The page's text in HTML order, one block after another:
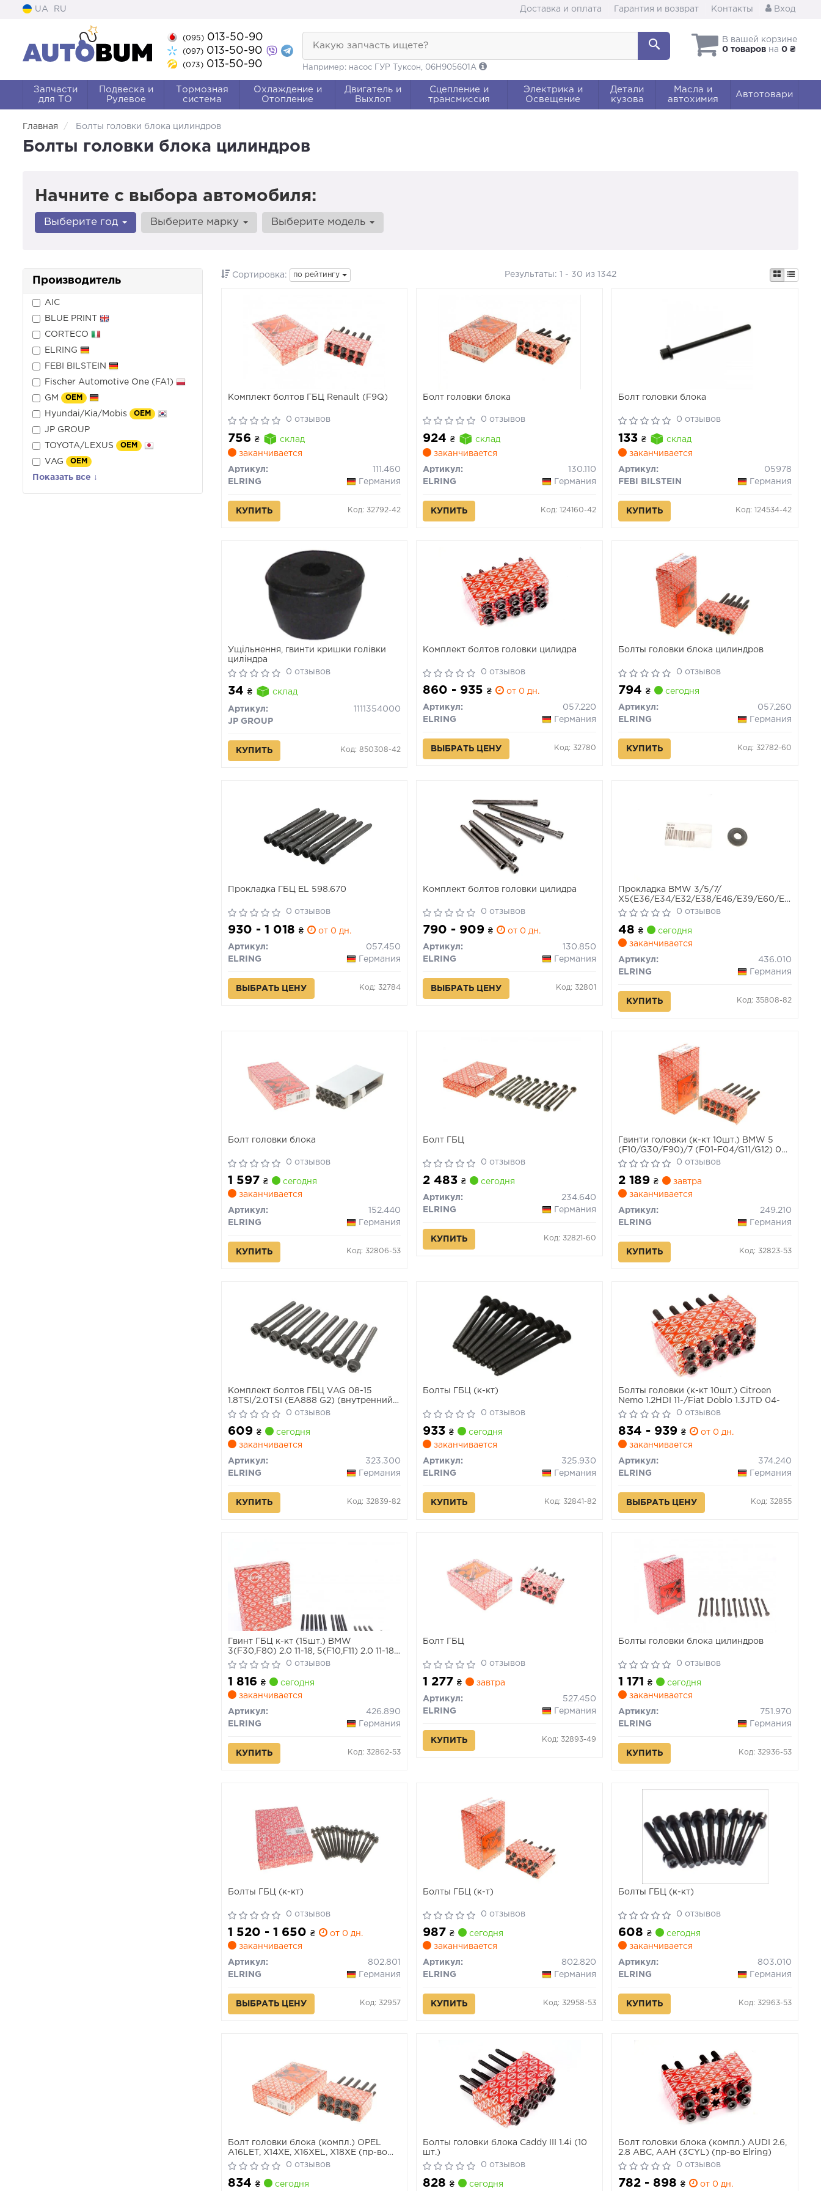
UA RU Доставка и оплата Гарантия и возврат Контакты Вход
(095)013-50-90
(097)013-50-90
(073)013-50-90
В вашей корзине
0 товаров на 0 ₴
Какую запчасть ищете?
Например: насос ГУР Туксон, 06H905601A
Запчасти
для ТО
Подвеска и
Рулевое
Тормозная
система
Охлаждение и
Отопление
Двигатель и
Выхлоп
Сцепление и
трансмиссия
Электрика и
Освещение
Детали
кузова
Масла и
автохимия
Автотовари
Главная Болты головки блока цилиндров
Болты головки блока цилиндров
Начните с выбора автомобиля:
Выберите год Выберите марку Выберите модель
Производитель
AIC
BLUE PRINT
CORTECO
ELRING
FEBI BILSTEIN
Fischer Automotive One (FA1)
GM OEM
Hyundai/Kia/Mobis OEM
JP GROUP
TOYOTA/LEXUS OEM
VAG OEM
Показать все ↓
Сортировка: по рейтингу Результаты: 1 - 30 из 1342
Комплект болтов ГБЦ Renault (F9Q)
0 отзывов
756 ₴
склад
заканчивается
Артикул:
111.460
ELRING
Германия
КУПИТЬ Код: 32792-42
Болт головки блока
0 отзывов
924₴
склад
заканчивается
Артикул:
130.110
ELRING
Германия
КУПИТЬ Код: 124160-42
Болт головки блока
0 отзывов
133₴
склад
заканчивается
Артикул:
05978
FEBI BILSTEIN
Германия
КУПИТЬ Код: 124534-42
Ущільнення, гвинти кришки голівки
циліндра
0 отзывов
34 ₴ склад
Артикул:
1111354000
JP GROUP
КУПИТЬ Код: 850308-42
Комплект болтов головки цилидра
0 отзывов
860 - 935₴ от 0 дн.
Артикул:
057.220
ELRING
Германия
ВЫБРАТЬ ЦЕНУ Код: 32780
Болты головки блока цилиндров
0 отзывов
794₴ сегодня
Артикул:
057.260
ELRING
Германия
КУПИТЬ Код: 32782-60
Прокладка ГБЦ EL 598.670
0 отзывов
930 - 1 018 ₴ от 0 дн.
Артикул:
057.450
ELRING
Германия
ВЫБРАТЬ ЦЕНУ Код: 32784
Комплект болтов головки цилидра
0 отзывов
790 - 909₴ от 0 дн.
Артикул:
130.850
ELRING
Германия
ВЫБРАТЬ ЦЕНУ Код: 32801
Прокладка BMW 3/5/7/
X5(E36/E34/E32/E38/E46/E39/E60/E61/
90- 2.0/2.5/2.8/3.0/3.5 болта клап.
крышки (мин. 25 шт.)
0 отзывов
48₴
сегодня
заканчивается
Артикул:
436.010
ELRING
Германия
КУПИТЬ Код: 35808-82
Болт головки блока
0 отзывов
1 597 ₴
сегодня
заканчивается
Артикул:
152.440
ELRING
Германия
КУПИТЬ Код: 32806-53
Болт ГБЦ
0 отзывов
2 483₴ сегодня
Артикул:
234.640
ELRING
Германия
КУПИТЬ Код: 32821-60
Гвинти головки (к-кт 10шт.) BMW 5
(F10/G30/F90)/7 (F01-F04/G11/G12) 08-
N63/S63
0 отзывов
2 189₴
завтра
заканчивается
Артикул:
249.210
ELRING
Германия
КУПИТЬ Код: 32823-53
Комплект болтов ГБЦ VAG 08-15
1.8TSI/2.0TSI (EA888 G2) (внутренний
многогранник, длина: 115 мм)
0 отзывов
609 ₴
сегодня
заканчивается
Артикул:
323.300
ELRING
Германия
КУПИТЬ Код: 32839-82
Болты ГБЦ (к-кт)
0 отзывов
933₴
сегодня
заканчивается
Артикул:
325.930
ELRING
Германия
КУПИТЬ Код: 32841-82
Болты головки (к-кт 10шт.) Citroen
Nemo 1.2HDI 11-/Fiat Doblo 1.3JTD 04-
0 отзывов
834 - 939₴
от 0 дн.
заканчивается
Артикул:
374.240
ELRING
Германия
ВЫБРАТЬ ЦЕНУ Код: 32855
Гвинт ГБЦ к-кт (15шт.) BMW
3(F30,F80) 2.0 11-18, 5(F10,F11) 2.0 11-18,
X3(F25) 11-18 (дв.N20/26)
0 отзывов
1 816 ₴
сегодня
заканчивается
Артикул:
426.890
ELRING
Германия
КУПИТЬ Код: 32862-53
Болт ГБЦ
0 отзывов
1 277₴ завтра
Артикул:
527.450
ELRING
Германия
КУПИТЬ Код: 32893-49
Болты головки блока цилиндров
0 отзывов
1 171₴
сегодня
заканчивается
Артикул:
751.970
ELRING
Германия
КУПИТЬ Код: 32936-53
Болты ГБЦ (к-кт)
0 отзывов
1 520 - 1 650 ₴
от 0 дн.
заканчивается
Артикул:
802.801
ELRING
Германия
ВЫБРАТЬ ЦЕНУ Код: 32957
Болты ГБЦ (к-т)
0 отзывов
987₴
сегодня
заканчивается
Артикул:
802.820
ELRING
Германия
КУПИТЬ Код: 32958-53
Болты ГБЦ (к-кт)
0 отзывов
608₴
сегодня
заканчивается
Артикул:
803.010
ELRING
Германия
КУПИТЬ Код: 32963-53
Болт головки блока (компл.) OPEL
A16LET, X14XE, X16XEL, X18XE (пр-во
Elring)
0 отзывов
834 ₴ сегодня
Болты головки блока Caddy III 1.4i (10
шт.)
0 отзывов
828₴ сегодня
Болт головки блока (компл.) AUDI 2.6,
2.8 ABC, AAH (3CYL) (пр-во Elring)
0 отзывов
782 - 898₴ от 0 дн.